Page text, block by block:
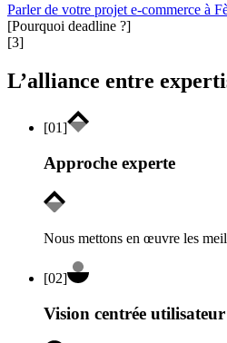
Parler de votre projet e-commerce à
[Pourquoi deadline ?]
[3]
L’alliance entre
[01]
Approche experte
Nous mettons en œuvre les
[02]
Vision centrée utilisateur